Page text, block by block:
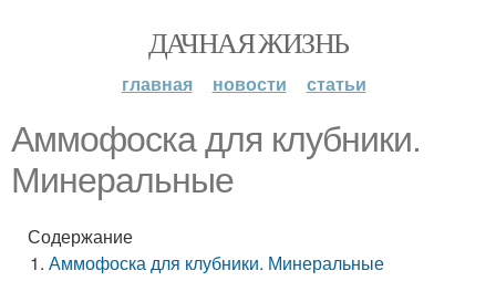
ДАЧНАЯ ЖИЗНЬ
главная новости статьи
Аммофоска для клубники.
Минеральные
Содержание
Аммофоска для клубники. Минеральные